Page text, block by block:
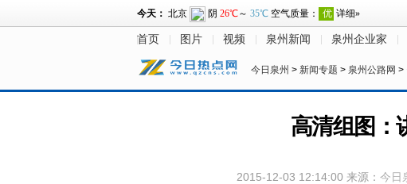
首页 图片 视频 泉州新闻 泉州企业家
今日泉州 > 新闻专题 > 泉州公路网 >
高清组图：
2015-12-03 12:14:00 来源： 今日